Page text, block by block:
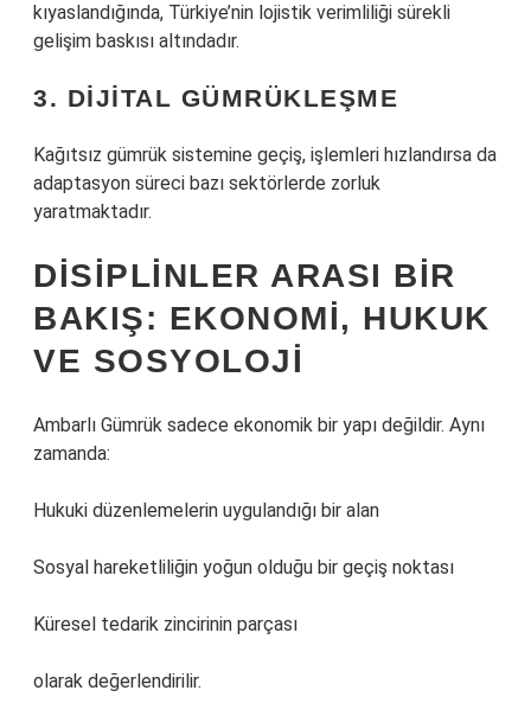
kıyaslandığında, Türkiye’nin lojistik verimliliği sürekli
gelişim baskısı altındadır.
3. DIJITAL GÜMRÜKLEŞME
Kağıtsız gümrük sistemine geçiş, işlemleri hızlandırsa da
adaptasyon süreci bazı sektörlerde zorluk
yaratmaktadır.
DISIPLINLER ARASI BIR
BAKIŞ: EKONOMI, HUKUK
VE SOSYOLOJI
Ambarlı Gümrük sadece ekonomik bir yapı değildir. Aynı
zamanda:
Hukuki düzenlemelerin uygulandığı bir alan
Sosyal hareketliliğin yoğun olduğu bir geçiş noktası
Küresel tedarik zincirinin parçası
olarak değerlendirilir.